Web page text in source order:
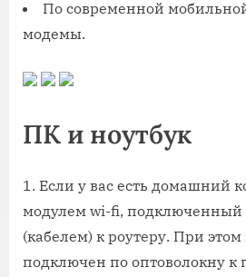
По современной
модемы.
ПК и ноутбук
Если у вас есть домашний
модулем wi-fi,
(кабелем) к роутеру. При
подключен по оптоволокну к